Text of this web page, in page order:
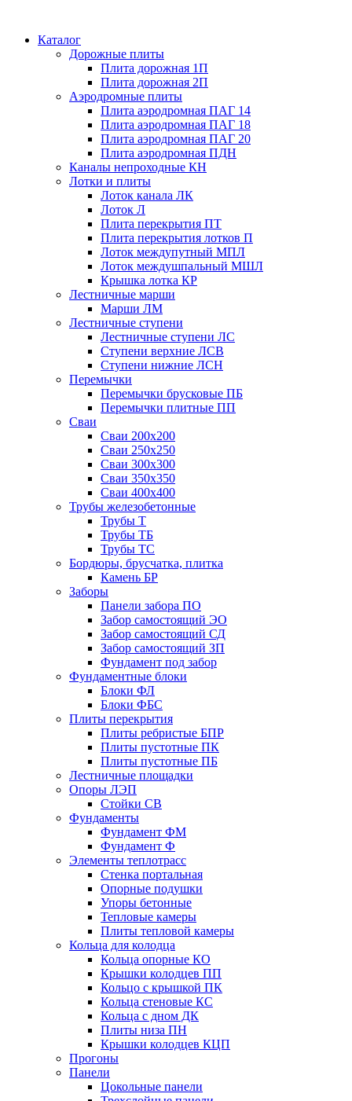
Каталог
Дорожные плиты
Плита дорожная 1П
Плита дорожная 2П
Аэродромные плиты
Плита аэродромная ПАГ 14
Плита аэродромная ПАГ 18
Плита аэродромная ПАГ 20
Плита аэродромная ПДН
Каналы непроходные КН
Лотки и плиты
Лоток канала ЛК
Лоток Л
Плита перекрытия ПТ
Плита перекрытия лотков П
Лоток междупутный МПЛ
Лоток междушпальный МШЛ
Крышка лотка КР
Лестничные марши
Марши ЛМ
Лестничные ступени
Лестничные ступени ЛС
Ступени верхние ЛСВ
Ступени нижние ЛСН
Перемычки
Перемычки брусковые ПБ
Перемычки плитные ПП
Сваи
Сваи 200х200
Сваи 250х250
Сваи 300х300
Сваи 350х350
Сваи 400х400
Трубы железобетонные
Трубы Т
Трубы ТБ
Трубы ТС
Бордюры, брусчатка, плитка
Камень БР
Заборы
Панели забора ПО
Забор самостоящий ЭО
Забор самостоящий СД
Забор самостоящий ЗП
Фyндамент под забор
Фундаментные блоки
Блоки ФЛ
Блоки ФБС
Плиты перекрытия
Плиты ребристые БПР
Плиты пустотные ПК
Плиты пустотные ПБ
Лестничные площадки
Опоры ЛЭП
Стойки СВ
Фундаменты
Фyндамент ФМ
Фyндамент Ф
Элементы теплотрасс
Стенка портальная
Опорные подушки
Упоры бетонные
Тепловые камеры
Плиты тепловой камеры
Кольца для колодца
Кольца опорные КО
Крышки колодцев ПП
Кольцо с крышкой ПК
Кольца стеновые КС
Кольца с дном ДК
Плиты низа ПН
Крышки колодцев КЦП
Прогоны
Панели
Цокольные панели